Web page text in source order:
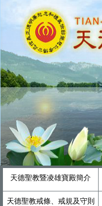
天德聖教暨凌雄寶殿簡介
天德聖教戒條、戒規及守則